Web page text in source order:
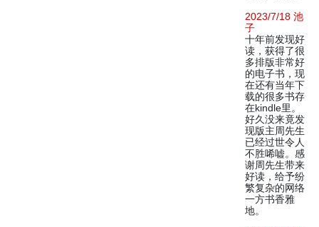
2023/7/18 池
子
十年前发现好
读，获得了很
多排版非常好
的电子书，现
在还有当年下
载的很多书存
在kindle里。
好久没来竟发
现版主周先生
已经过世令人
不胜唏嘘。感
谢周先生带来
好读，给予纷
繁复杂的网络
一方书香雅
地。